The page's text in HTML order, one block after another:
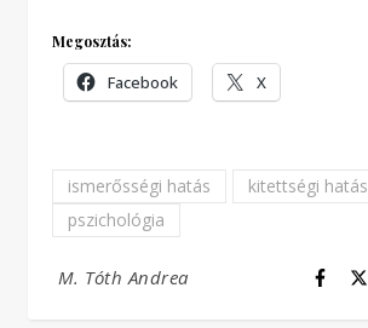
Megosztás:
Facebook X
ismerősségi hatás
kitettségi hatás
pszichológia
M. Tóth Andrea